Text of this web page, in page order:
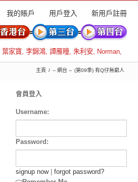
我的賬戶 用戶登入 新用戶註冊
葉家寶, 李錦鴻, 譚雁瞳, 朱利安, Norman,
主頁 -- 網台 -- (第09季) 有Q仔無窮人
會員登入
Username:
Password:
signup now| forgot password?